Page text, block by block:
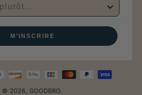
M’INSCRIRE
© 2026, GOODBRO.